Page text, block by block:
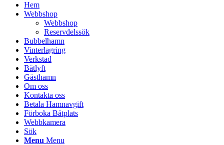
Hem
Webbshop
Webbshop
Reservdelssök
Bubbelhamn
Vinterlagring
Verkstad
Båtlyft
Gästhamn
Om oss
Kontakta oss
Betala Hamnavgift
Förboka Båtplats
Webbkamera
Sök
Menu Menu